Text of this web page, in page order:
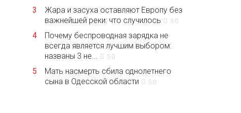
3
Жара и засуха оставляют Европу без
важнейшей реки: что случилось
5.0
4
Почему беспроводная зарядка не
всегда является лучшим выбором:
названы 3 не...
5.0
5
Мать насмерть сбила однолетнего
сына в Одесской области
5.0